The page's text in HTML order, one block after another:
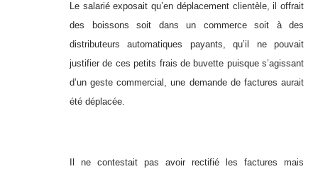
Le salarié exposait qu’en déplacement clientèle, il offrait
des boissons soit dans un commerce soit à des
distributeurs automatiques payants, qu’il ne pouvait
justifier de ces petits frais de buvette puisque s’agissant
d’un geste commercial, une demande de factures aurait
été déplacée.
Il ne contestait pas avoir rectifié les factures mais